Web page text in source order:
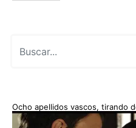
Ocho apellidos vascos, tirando